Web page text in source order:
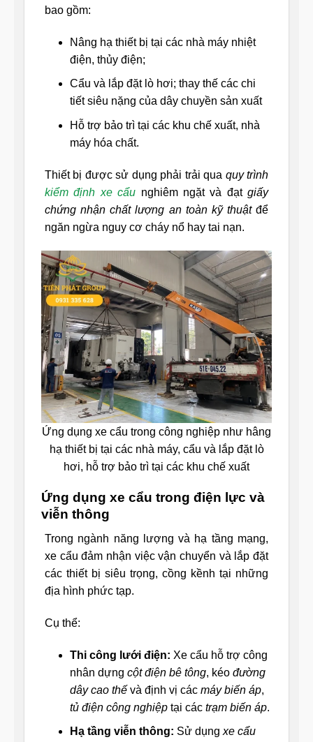
bao gồm:
Nâng hạ thiết bị tại các nhà máy nhiệt
điện, thủy điện;
Cẩu và lắp đặt lò hơi; thay thế các chi
tiết siêu nặng của dây chuyền sản xuất
Hỗ trợ bảo trì tại các khu chế xuất, nhà
máy hóa chất.
Thiết bị được sử dụng phải trải qua quy trình
kiểm định xe cẩu nghiêm ngặt và đạt giấy
chứng nhận chất lượng an toàn kỹ thuậtđể
ngăn ngừa nguy cơ cháy nổ hay tai nạn.
Ứng dụng xe cẩu trong công nghiệp như hâng
hạ thiết bị tại các nhà máy, cẩu và lắp đặt lò
hơi, hỗ trợ bảo trì tại các khu chế xuất
Ứng dụng xe cẩu trong điện lực và
viễn thông
Trong ngành năng lượng và hạ tầng mạng,
xe cẩu đảm nhận việc vận chuyển và lắp đặt
các thiết bị siêu trọng, cồng kềnh tại những
địa hình phức tạp.
Cụ thể:
Thi công lưới điện: Xe cẩu hỗ trợ công
nhân dựng cột điện bê tông, kéo đường
dây cao thếvà định vị các máy biến áp,
tủ điện công nghiệptại các trạm biến áp.
Hạ tầng viễn thông: Sử dụng xe cẩu